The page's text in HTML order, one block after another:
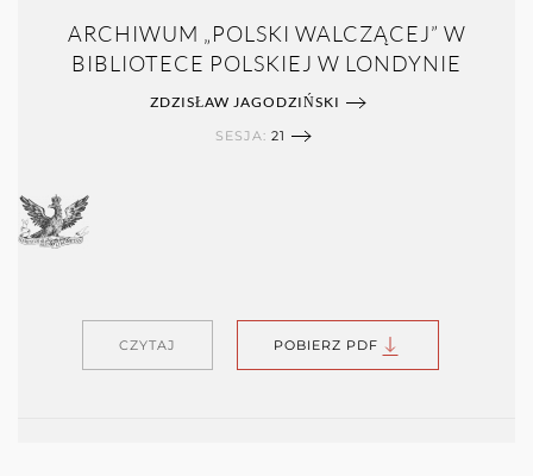
ARCHIWUM „POLSKI WALCZĄCEJ” W
BIBLIOTECE POLSKIEJ W LONDYNIE
ZDZISŁAW JAGODZIŃSKI
SESJA: 21
CZYTAJ POBIERZ PDF